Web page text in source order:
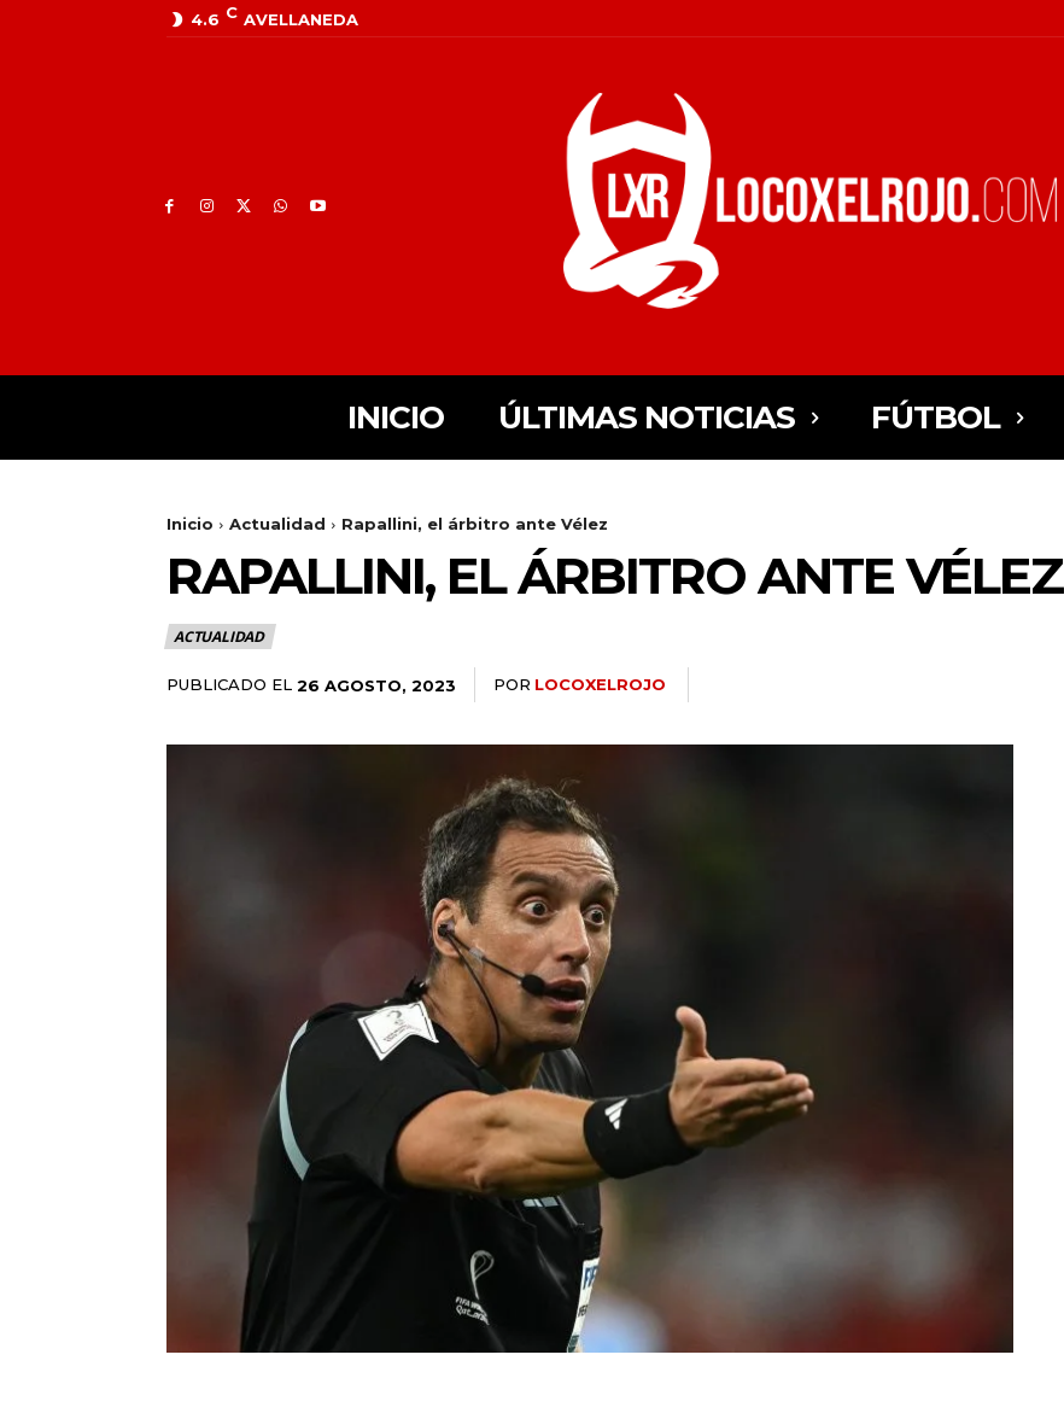
4.6 C AVELLANEDA
INICIO ÚLTIMAS NOTICIAS FÚTBOL
Inicio Actualidad Rapallini, el árbitro ante Vélez
RAPALLINI, EL ÁRBITRO ANTE VÉLEZ
ACTUALIDAD
PUBLICADO EL 26 AGOSTO, 2023 POR LOCOXELROJO